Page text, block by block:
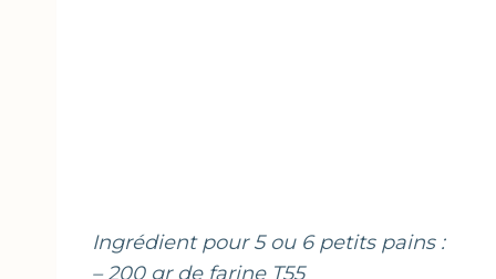
Ingrédient pour 5 ou 6 petits pains :
– 200 gr de farine T55